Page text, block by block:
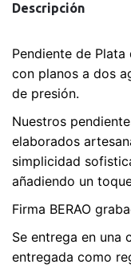
cantidad
Descripción
Pendiente de Plata
con planos a dos
de presión.
Nuestros
elaborados
simplicidad
añadiendo un
Firma BERAO
Se entrega en una
entregada como